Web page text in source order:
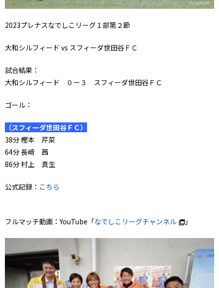
2023プレナスなでしこリーグ１部第２節
大和シルフィード vs スフィーダ世田谷ＦＣ
試合結果：
大和シルフィード ０ー３ スフィーダ世田谷ＦＣ
ゴール：
（スフィーダ世田谷ＦＣ）
38分 樫本 芹菜
64分 長﨑 茜
86分 村上 真生
公式記録： こちら
フルマッチ動画：YouTube「なでしこリーグチャンネル 」